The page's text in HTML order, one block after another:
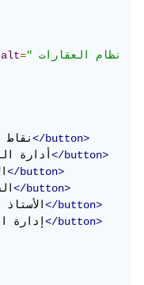
alt="نظام العقارات
نقاط</button>
أدارة</button>
</button>
</button>
الأستاذ</button>
إدارة</button>